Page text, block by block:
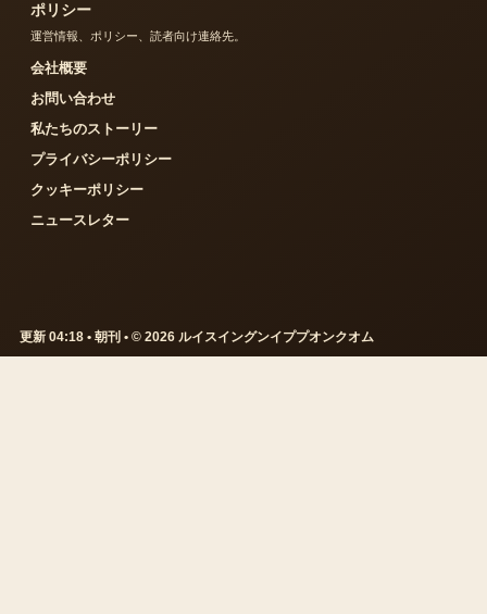
ポリシー
運営情報、ポリシー、読者向け連絡先。
会社概要
お問い合わせ
私たちのストーリー
プライバシーポリシー
クッキーポリシー
ニュースレター
更新 04:18 • 朝刊 • © 2026 ルイスイングンイププオンクオム